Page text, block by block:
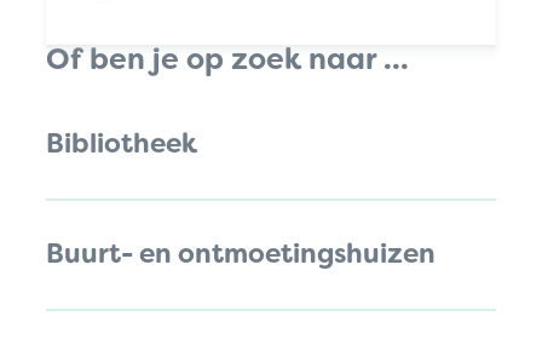
Of ben je op zoek naar ...
Bibliotheek
Buurt- en ontmoetingshuizen